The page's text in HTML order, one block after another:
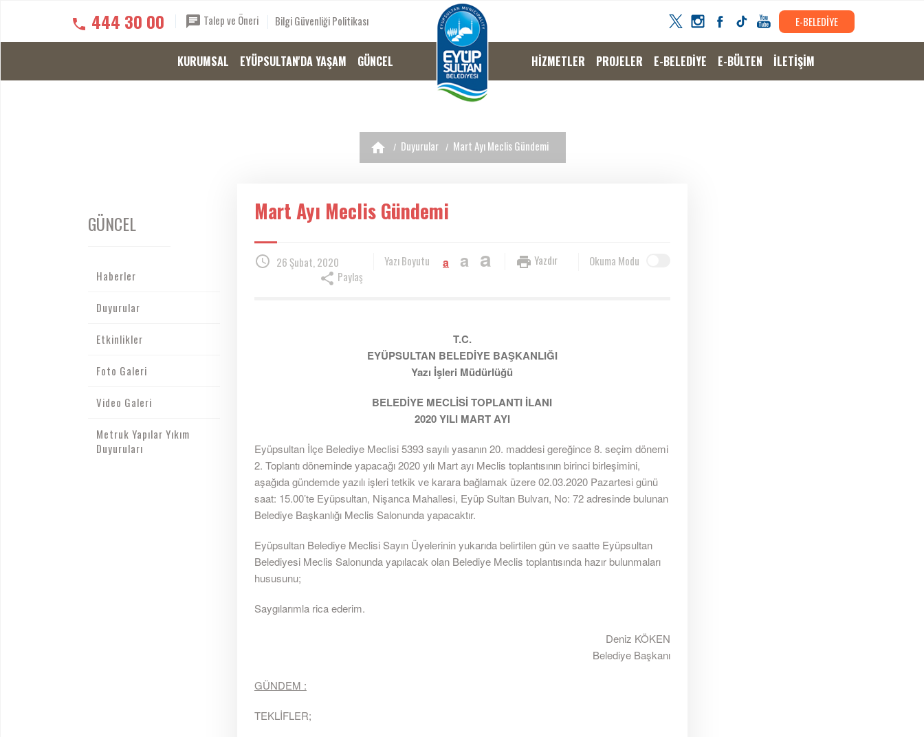
444 30 00 Talep ve Öneri Bilgi Güvenliği Politikası E-BELEDİYE
KURUMSAL EYÜPSULTAN'DA YAŞAM GÜNCEL HİZMETLER PROJELER E-BELEDİYE E-BÜLTEN İLETİŞİM
Duyurular Mart Ayı Meclis Gündemi
GÜNCEL
Haberler
Duyurular
Etkinlikler
Foto Galeri
Video Galeri
Metruk Yapılar Yıkım
Duyuruları
Mart Ayı Meclis Gündemi
26 Şubat, 2020 Okuma Modu
Yazdır
Yazı Boyutu a a a
Paylaş
T.C.
EYÜPSULTAN BELEDİYE BAŞKANLIĞI
Yazı İşleri Müdürlüğü
BELEDİYE MECLİSİ TOPLANTI İLANI
2020 YILI MART AYI
Eyüpsultan İlçe Belediye Meclisi 5393 sayılı yasanın 20. maddesi gereğince 8. seçim dönemi
2. Toplantı döneminde yapacağı 2020 yılı Mart ayı Meclis toplantısının birinci birleşimini,
aşağıda gündemde yazılı işleri tetkik ve karara bağlamak üzere 02.03.2020 Pazartesi günü
saat: 15.00’te Eyüpsultan, Nişanca Mahallesi, Eyüp Sultan Bulvarı, No: 72 adresinde bulunan
Belediye Başkanlığı Meclis Salonunda yapacaktır.
Eyüpsultan Belediye Meclisi Sayın Üyelerinin yukarıda belirtilen gün ve saatte Eyüpsultan
Belediyesi Meclis Salonunda yapılacak olan Belediye Meclis toplantısında hazır bulunmaları
hususunu;
Saygılarımla rica ederim.
Deniz KÖKEN
Belediye Başkanı
GÜNDEM :
TEKLİFLER;